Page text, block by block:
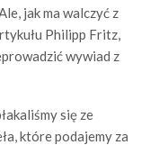
jak ma walczyć z
Philipp Fritz,
wywiad z
się ze
które podajemy za